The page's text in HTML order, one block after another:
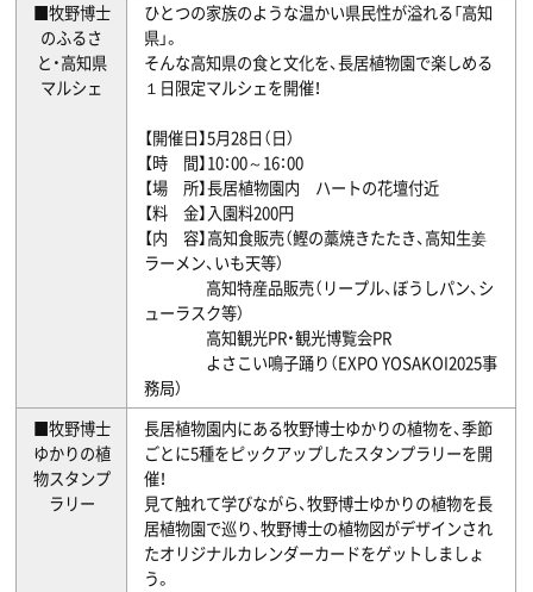
■牧野博士
のふるさ
と・高知県
マルシェ
ひとつの家族のような温かい県民性が溢れる「高知
県」。
そんな高知県の食と文化を、長居植物園で楽しめる
１日限定マルシェを開催！
【開催日】5月28日（日）
【時 間】10：00～16：00
【場 所】長居植物園内 ハートの花壇付近
【料 金】入園料200円
【内 容】高知食販売（鰹の藁焼きたたき、高知生姜
ラーメン、いも天等）
高知特産品販売（リープル、ぼうしパン、シ
ューラスク等）
高知観光PR・観光博覧会PR
よさこい鳴子踊り（EXPO YOSAKOI2025事
務局）
■牧野博士
ゆかりの植
物スタンプ
ラリー
長居植物園内にある牧野博士ゆかりの植物を、季節
ごとに5種をピックアップしたスタンプラリーを開
催！
見て触れて学びながら、牧野博士ゆかりの植物を長
居植物園で巡り、牧野博士の植物図がデザインされ
たオリジナルカレンダーカードをゲットしましょ
う。